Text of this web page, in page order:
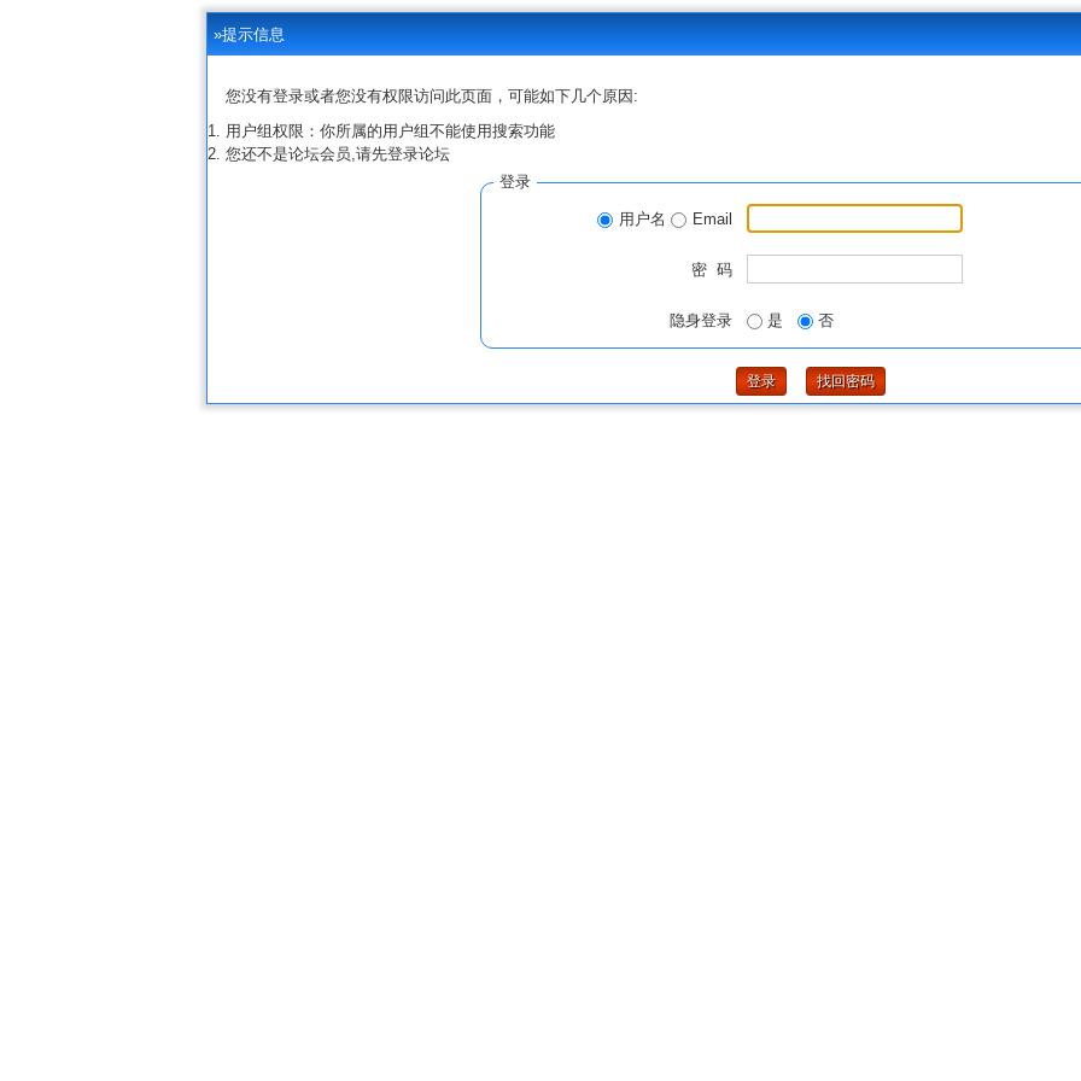
»提示信息
您没有登录或者您没有权限访问此页面，可能如下几个原因:
用户组权限：你所属的用户组不能使用搜索功能
您还不是论坛会员,请先登录论坛
登录
用户名 Email
密 码
隐身登录 是 否